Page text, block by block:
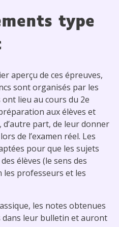
type
aperçu de ces épreuves,
sont organisés par les
lieu au cours du 2e
aux élèves et
d’autre part, de leur donner
de l’examen réel. Les
pour que les sujets
élèves (le sens des
professeurs et les
les notes obtenues
dans leur bulletin et auront